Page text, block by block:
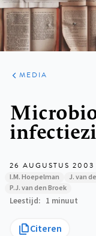
ARTIKELEN
VARIA
MEDIA
26 AUGUSTUS 2003
I.M. Hoepelman J. van
P.J. van den Broek
Leestijd 1 minuut
Citeren